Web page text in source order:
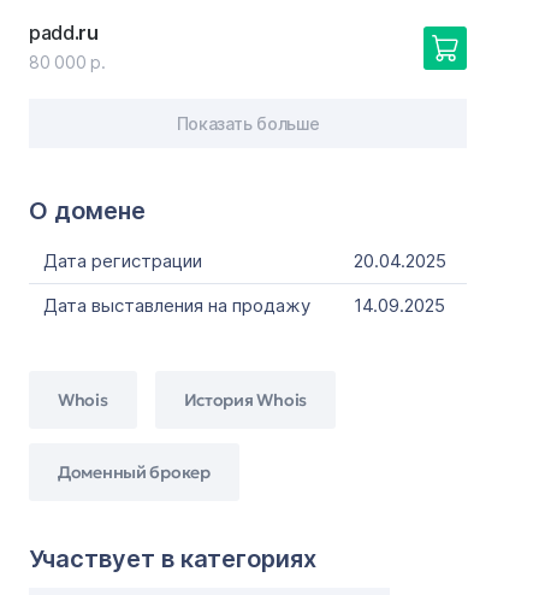
О домене
Дата регистрации
20.04.2025
Дата выставления на продажу
14.09.2025
Whois История Whois
Доменный брокер
Участвует в категориях
padd.ru
80 000 р.
Показать больше